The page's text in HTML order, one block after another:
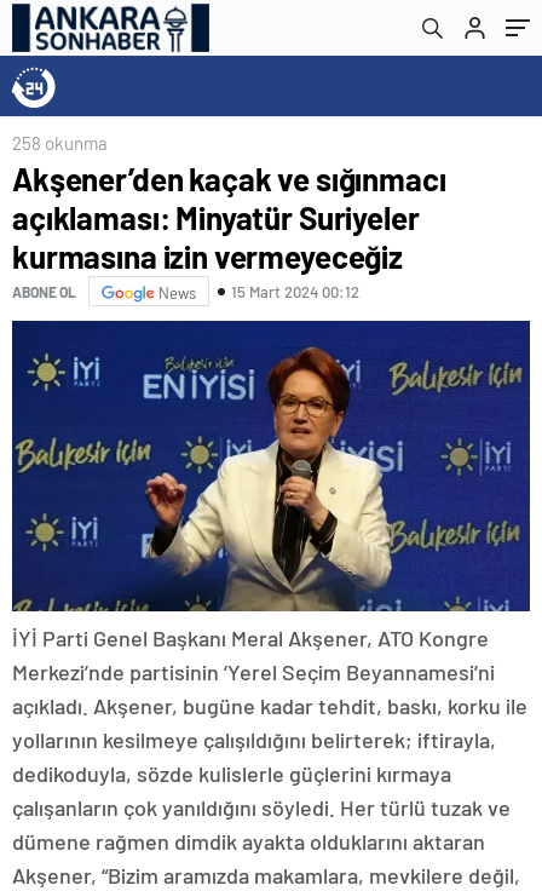
vermeyeceğiz
258 okunma
Akşener’den kaçak ve sığınmacı
açıklaması: Minyatür Suriyeler
kurmasına izin vermeyeceğiz
ABONE OL News 15 Mart 2024 00:12
İYİ Parti Genel Başkanı Meral Akşener, ATO Kongre
Merkezi’nde partisinin ‘Yerel Seçim Beyannamesi’ni
açıkladı. Akşener, bugüne kadar tehdit, baskı, korku ile
yollarının kesilmeye çalışıldığını belirterek; iftirayla,
dedikoduyla, sözde kulislerle güçlerini kırmaya
çalışanların çok yanıldığını söyledi. Her türlü tuzak ve
dümene rağmen dimdik ayakta olduklarını aktaran
Akşener, “Bizim aramızda makamlara, mevkilere değil,